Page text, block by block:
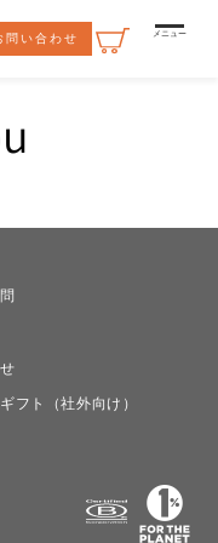
問い合わせ メニュー
フト（社外向け）